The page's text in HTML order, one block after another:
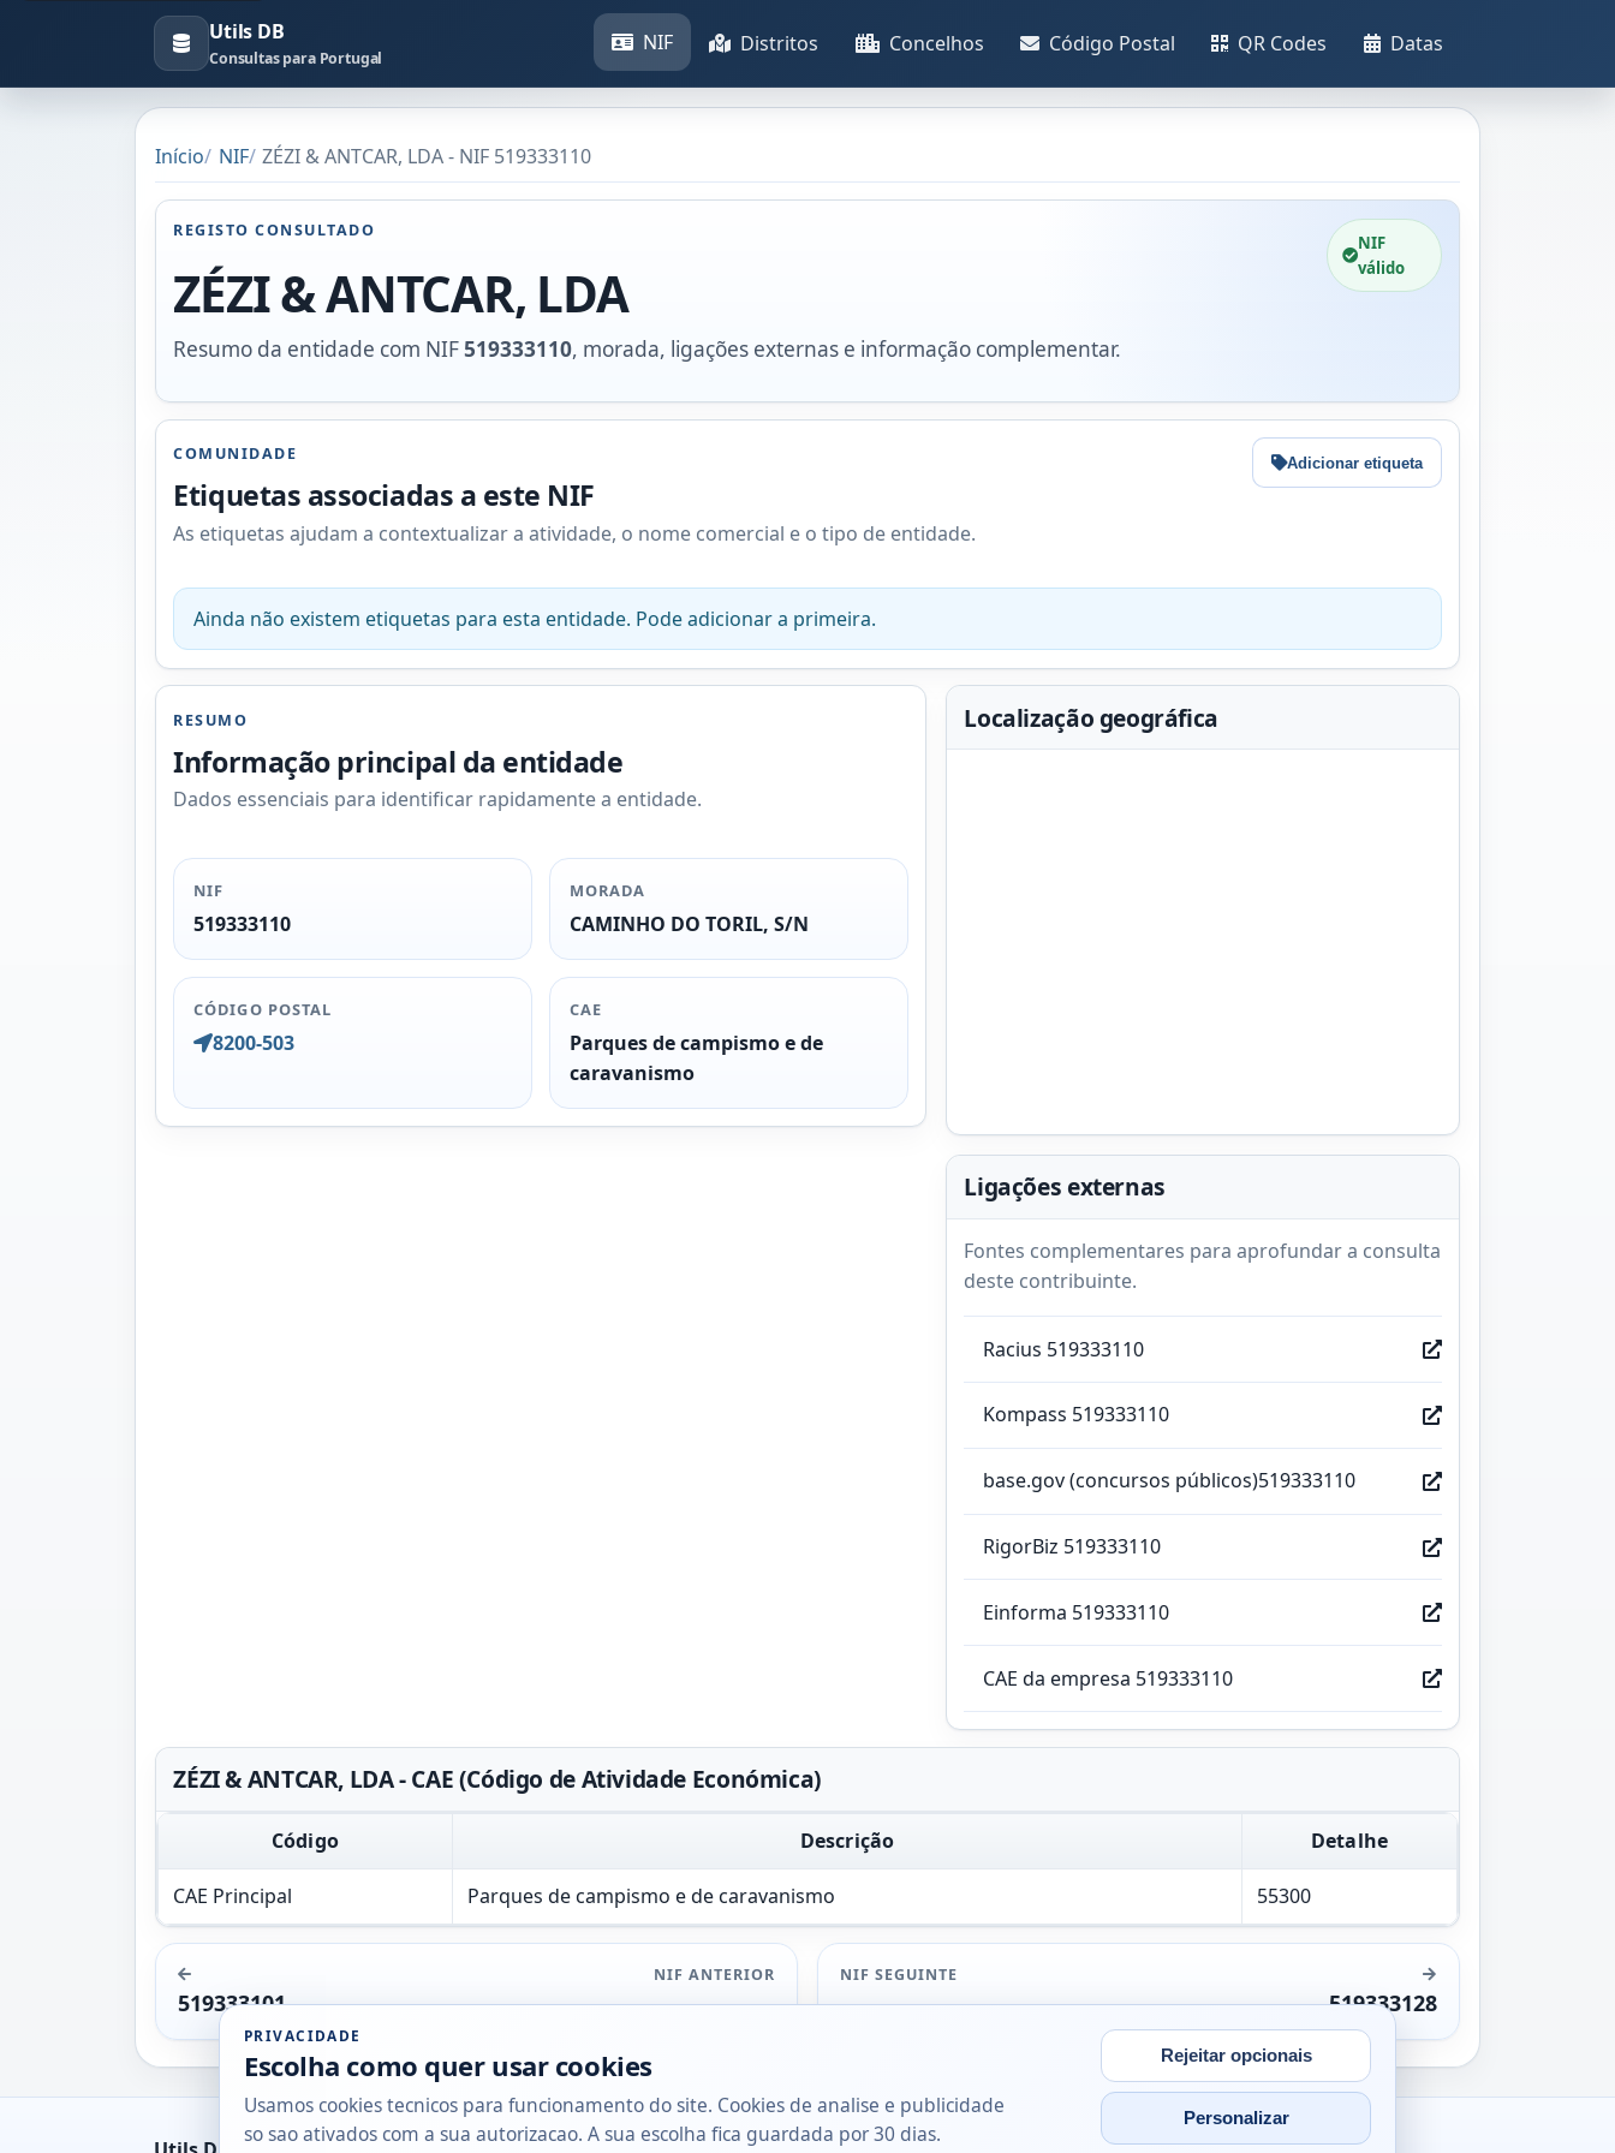
Utils DB
Consultas para Portugal
NIF Distritos Concelhos Código Postal QR Codes Datas
Início NIF ZÉZI & ANTCAR, LDA - NIF 519333110
REGISTO CONSULTADO
ZÉZI & ANTCAR, LDA
Resumo da entidade com NIF519333110, morada, ligações externas e informação complementar.
NIF
válido
COMUNIDADE
Etiquetas associadas a este NIF
As etiquetas ajudam a contextualizar a atividade, o nome comercial e o tipo de entidade.
Adicionar etiqueta
Ainda não existem etiquetas para esta entidade. Pode adicionar a primeira.
RESUMO
Informação principal da entidade
Dados essenciais para identificar rapidamente a entidade.
NIF
519333110
MORADA
CAMINHO DO TORIL, S/N
CÓDIGO POSTAL
8200-503
CAE
Parques de campismo e de
caravanismo
Localização geográfica
Ligações externas
Fontes complementares para aprofundar a consulta
deste contribuinte.
Racius 519333110
Kompass 519333110
base.gov (concursos públicos)519333110
RigorBiz 519333110
Einforma 519333110
CAE da empresa 519333110
ZÉZI & ANTCAR, LDA - CAE (Código de Atividade Económica)
Código Descrição Detalhe
CAE Principal Parques de campismo e de caravanismo 55300
NIF ANTERIOR
519333101
NIF SEGUINTE
519333128
PRIVACIDADE
Escolha como quer usar cookies
Usamos cookies tecnicos para funcionamento do site. Cookies de analise e publicidade
so sao ativados com a sua autorizacao. A sua escolha fica guardada por 30 dias.
Rejeitar opcionais
Personalizar